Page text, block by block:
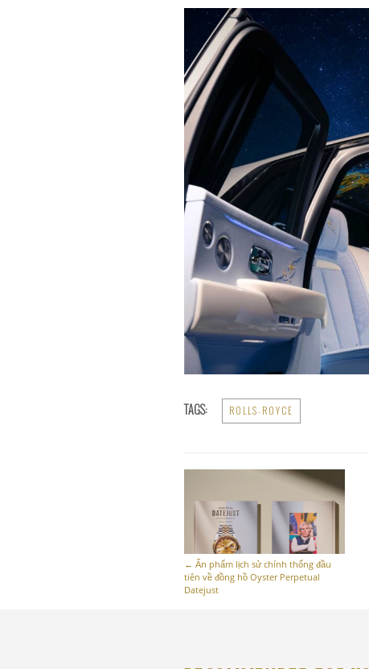
TAGS: ROLLS-ROYCE
← Ấn phẩm lịch sử chính thống đầu
tiên về đồng hồ Oyster Perpetual
Datejust